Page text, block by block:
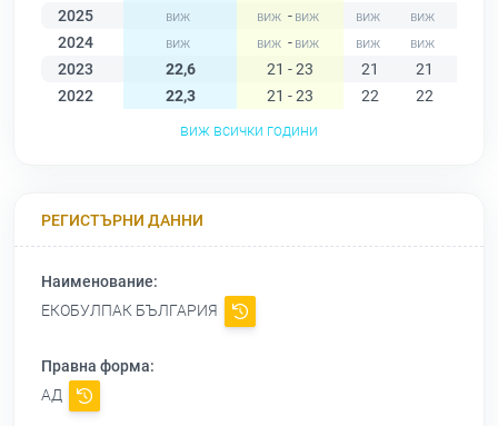
2025
-
2024
-
2023
22,6 21 - 23 21 21
2022
22,3 21 - 23 22 22
виж всички години
РЕГИСТЪРНИ ДАННИ
Наименование:
ЕКОБУЛПАК БЪЛГАРИЯ
Правна форма:
АД